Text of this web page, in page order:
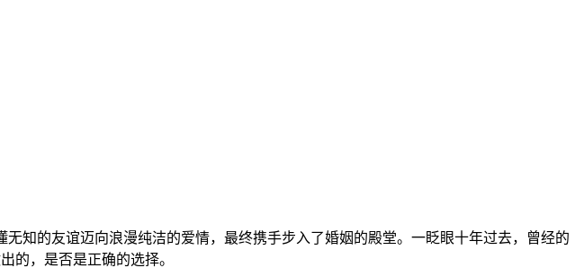
的友谊迈向浪漫纯洁的爱情，最终携手步入了婚姻的殿堂。一眨眼十年过去，曾经的
的，是否是正确的选择。